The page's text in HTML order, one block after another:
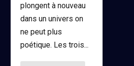
plongent à nouveau
dans un univers on
ne peut plus
poétique. Les trois...